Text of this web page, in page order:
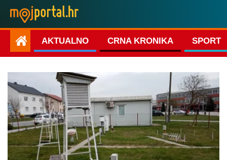
AKTUALNO CRNA KRONIKA SPORT